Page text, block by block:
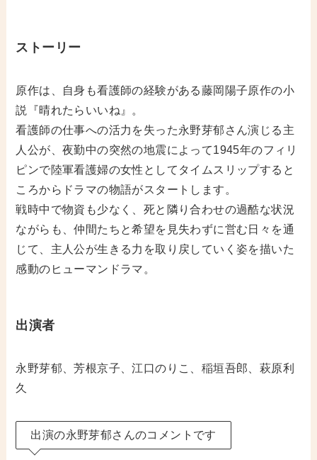
ストーリー
原作は、自身も看護師の経験がある藤岡陽子原作の小
説『晴れたらいいね』。
看護師の仕事への活力を失った永野芽郁さん演じる主
人公が、夜勤中の突然の地震によって1945年のフィリ
ピンで陸軍看護婦の女性としてタイムスリップすると
ころからドラマの物語がスタートします。
戦時中で物資も少なく、死と隣り合わせの過酷な状況
ながらも、仲間たちと希望を見失わずに営む日々を通
じて、主人公が生きる力を取り戻していく姿を描いた
感動のヒューマンドラマ。
出演者
永野芽郁、芳根京子、江口のりこ、稲垣吾郎、萩原利
久
出演の永野芽郁さんのコメントです